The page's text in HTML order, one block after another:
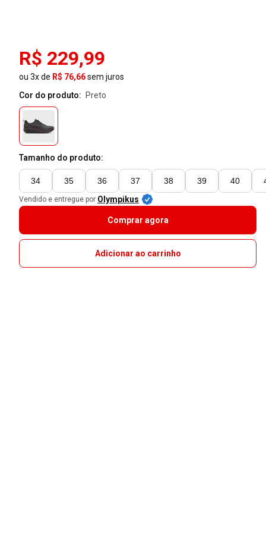
R$ 229,99
ou 3x de R$ 76,66sem juros
Cor do produto:
preto
Tamanho do produto:
34 35 36 37 38 39 40
Vendido e entregue por Olympikus
Comprar agora
Adicionar ao carrinho